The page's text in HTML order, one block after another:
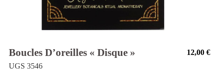
Boucles D’oreilles « Disque » 12,00€
UGS 3546